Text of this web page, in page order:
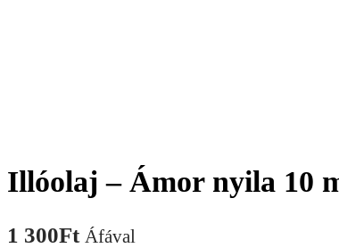
Illóolaj – Ámor nyila 10
1 300Ft Áfával